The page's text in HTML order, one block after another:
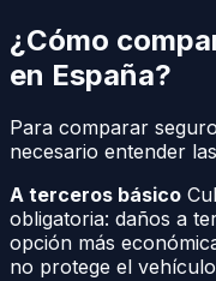
¿Cómo
en España?
Para comparar
necesario entender
A terceros básico
obligatoria: daños a
opción más
no protege el